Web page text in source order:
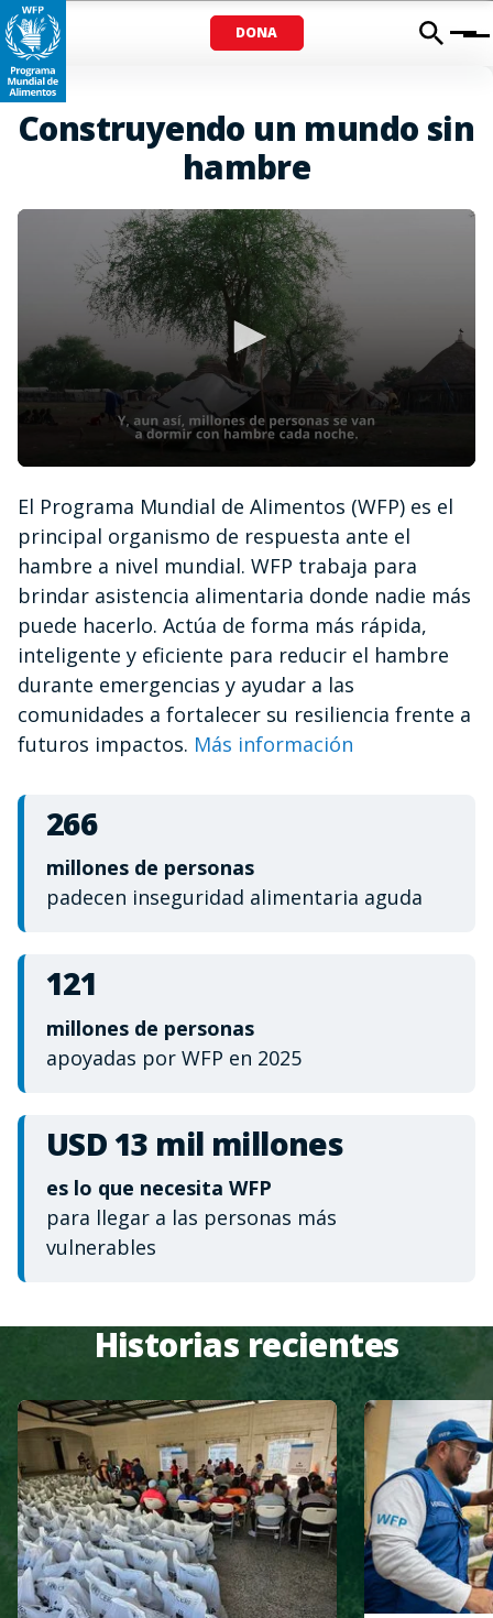
DONA Menu
Construyendo un mundo sin
hambre
of
minute,
12
seconds
El Programa Mundial de Alimentos (WFP) es el
principal organismo de respuesta ante el
hambre a nivel mundial. WFP trabaja para
brindar asistencia alimentaria donde nadie más
puede hacerlo. Actúa de forma más rápida,
inteligente y eficiente para reducir el hambre
durante emergencias y ayudar a las
comunidades a fortalecer su resiliencia frente a
futuros impactos. Más información
266
millones de personas
padecen inseguridad alimentaria aguda
121
millones de personas
apoyadas por WFP en 2025
USD 13 mil millones
es lo que necesita WFP
para llegar a las personas más
vulnerables
Historias recientes